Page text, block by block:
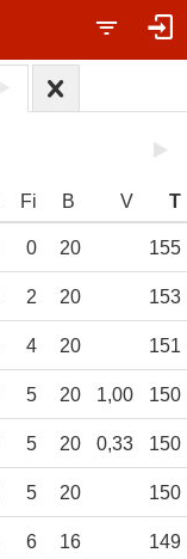
Fi B V T
0 20 155
2 20 153
4 20 151
5 20 1,00 150
5 20 0,33 150
5 20 150
6 16 149